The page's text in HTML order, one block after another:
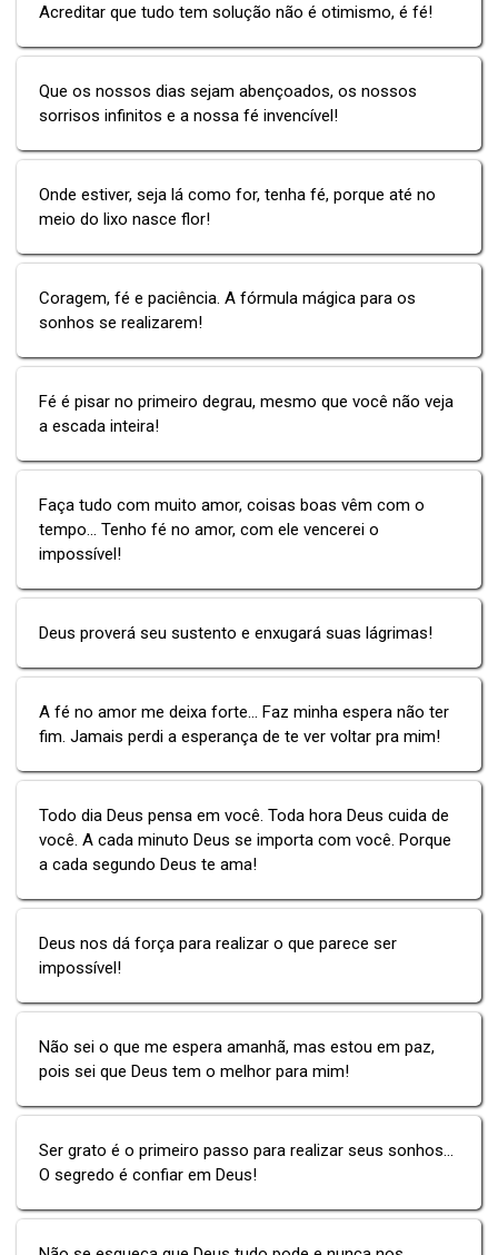
Acreditar que tudo tem solução não é otimismo, é fé!
Que os nossos dias sejam abençoados, os nossos
sorrisos infinitos e a nossa fé invencível!
Onde estiver, seja lá como for, tenha fé, porque até no
meio do lixo nasce flor!
Coragem, fé e paciência. A fórmula mágica para os
sonhos se realizarem!
Fé é pisar no primeiro degrau, mesmo que você não veja
a escada inteira!
Faça tudo com muito amor, coisas boas vêm com o
tempo... Tenho fé no amor, com ele vencerei o
impossível!
Deus proverá seu sustento e enxugará suas lágrimas!
A fé no amor me deixa forte... Faz minha espera não ter
fim. Jamais perdi a esperança de te ver voltar pra mim!
Todo dia Deus pensa em você. Toda hora Deus cuida de
você. A cada minuto Deus se importa com você. Porque
a cada segundo Deus te ama!
Deus nos dá força para realizar o que parece ser
impossível!
Não sei o que me espera amanhã, mas estou em paz,
pois sei que Deus tem o melhor para mim!
Ser grato é o primeiro passo para realizar seus sonhos...
O segredo é confiar em Deus!